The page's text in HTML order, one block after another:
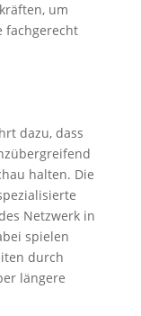
um
fachgerecht
dazu, dass
halten. Die
Netzwerk in
spielen
durch
längere